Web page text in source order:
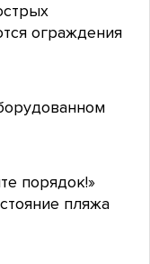
ограждения
порядок!»
пляжа